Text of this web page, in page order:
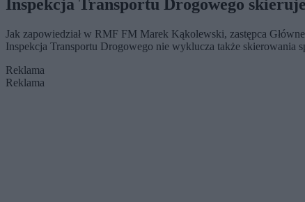
Inspekcja Transportu Drogowego
Jak zapowiedział w RMF FM Marek Kąkolewski, zastępca
Inspekcja Transportu Drogowego nie wyklucza także skierowania
Reklama
Reklama